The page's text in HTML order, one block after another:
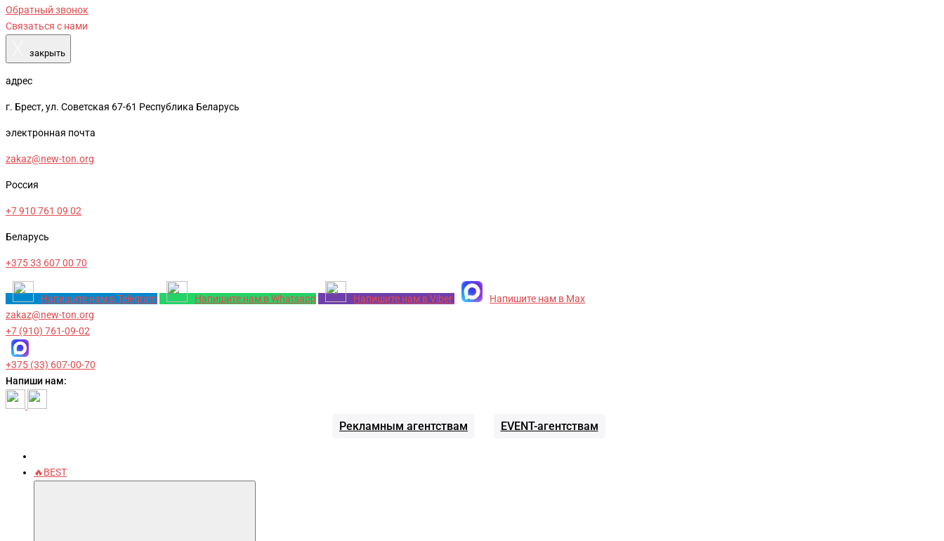
Обратный звонок
Связаться с нами
закрыть
адрес
г. Брест, ул. Советская 67-61 Республика Беларусь
электронная почта
zakaz@new-ton.org
Россия
+7 910 761 09 02
Беларусь
+375 33 607 00 70
Напишите нам в Telegram Напишите нам в Whatsapp Напишите нам в Viber
Напишите нам в Max
zakaz@new-ton.org
+7 (910) 761-09-02
+375 (33) 607-00-70
Напиши нам:
Рекламным агентствам EVENT-агентствам
🔥BEST